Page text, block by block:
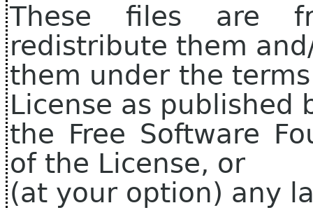
These files are
redistribute them
them under the
License as published
the Free Software
of the License, or
(at your option) any